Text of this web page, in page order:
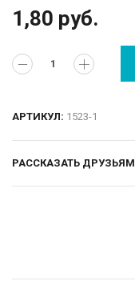
1,80 руб.
АРТИКУЛ: 1523-1
РАССКАЗАТЬ ДРУЗЬЯМ